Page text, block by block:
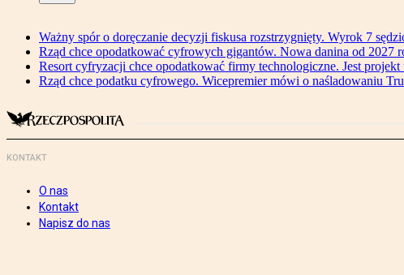
Ważny spór o doręczanie decyzji fiskusa rozstrzygnięty. Wyrok 7
Rząd chce opodatkować cyfrowych gigantów. Nowa danina od 2027
Resort cyfryzacji chce opodatkować firmy technologiczne. Jest projekt
Rząd chce podatku cyfrowego. Wicepremier mówi o naśladowaniu
KONTAKT
O nas
Kontakt
Napisz do nas